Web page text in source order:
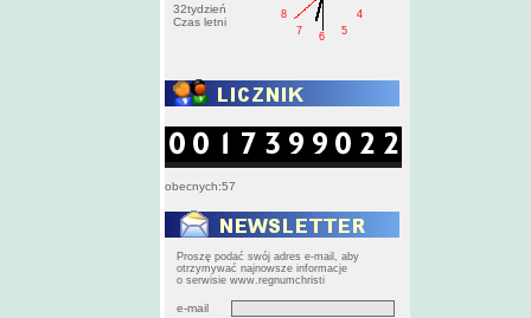
32tydzień
Czas letni
4
5
6
7
8
obecnych:57
Proszę podać swój adres e-mail, aby
otrzymywać najnowsze informacje
o serwisie www.regnumchristi
e-mail